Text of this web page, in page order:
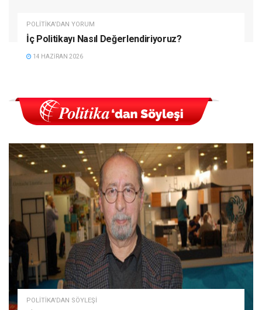
POLITIKA'DAN YORUM
İç Politikayı Nasıl Değerlendiriyoruz?
14 HAZIRAN 2026
POLITIKA'DAN SÖYLEŞI